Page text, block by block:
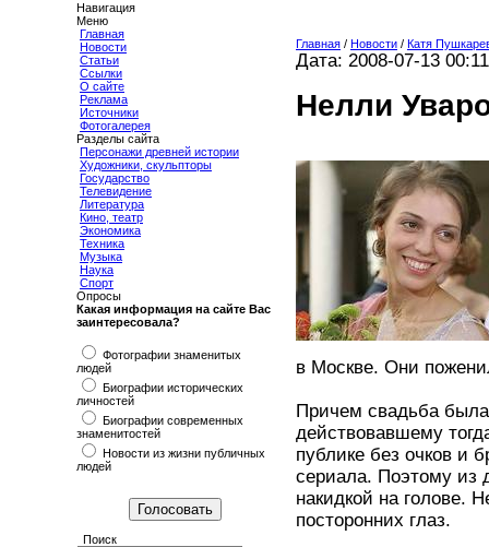
Навигация
Меню
Главная
Новости
Статьи
Ссылки
О сайте
Реклама
Источники
Фотогалерея
Разделы сайта
Персонажи древней истории
Художники, скульпторы
Государство
Телевидение
Литература
Кино, театр
Экономика
Техника
Музыка
Наука
Спорт
Опросы
Какая информация на сайте Вас
заинтересовала?
Фотографии знаменитых
людей
Биографии исторических
личностей
Биографии современных
знаменитостей
Новости из жизни публичных
людей
Поиск
Главная / Новости / Катя
Дата: 2008-07-13 00:11
Нелли
в Москве. Они
Причем свадьба
действовавшему
публике без очков и
сериала. Поэтому из
накидкой на голове.
посторонних глаз.